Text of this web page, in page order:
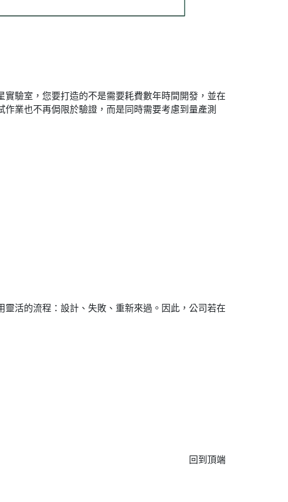
驗室，您要打造的不是需要耗費數年時間開發，並在
業也不再侷限於驗證，而是同時需要考慮到量產測
活的流程：設計、失敗、重新來過。因此，公司若在
回到頂端